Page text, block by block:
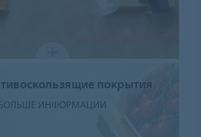
покрытия
ИНФОРМАЦИИ